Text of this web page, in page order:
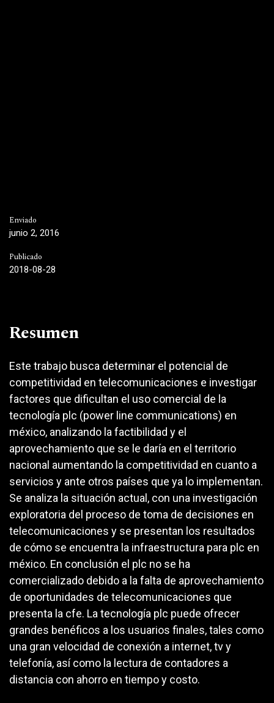
Enviado
junio 2, 2016
Publicado
2018-08-28
Resumen
Este trabajo busca determinar el potencial de
competitividad en telecomunicaciones e investigar
factores que dificultan el uso comercial de la
tecnología plc (power line communications) en
méxico, analizando la factibilidad y el
aprovechamiento que se le daría en el territorio
nacional aumentando la competitividad en cuanto a
servicios y ante otros países que ya lo implementan.
Se analiza la situación actual, con una investigación
exploratoria del proceso de toma de decisiones en
telecomunicaciones y se presentan los resultados
de cómo se encuentra la infraestructura para plc en
méxico. En conclusión el plc no se ha
comercializado debido a la falta de aprovechamiento
de oportunidades de telecomunicaciones que
presenta la cfe. La tecnología plc puede ofrecer
grandes benéficos a los usuarios finales, tales como
una gran velocidad de conexión a internet, tv y
telefonía, así como la lectura de contadores a
distancia con ahorro en tiempo y costo.